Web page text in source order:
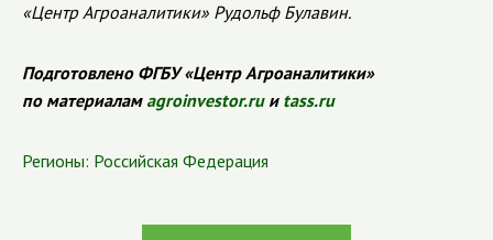
«Центр Агроаналитики» Рудольф Булавин.
Подготовлено ФГБУ «Центр Агроаналитики»
по материаламagroinvestor.ruи tass.ru
Регионы: Российская Федерация